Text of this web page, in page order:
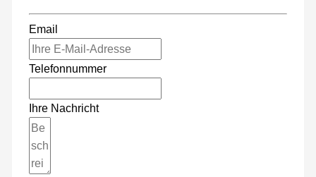
Email
Telefonnummer
Ihre Nachricht